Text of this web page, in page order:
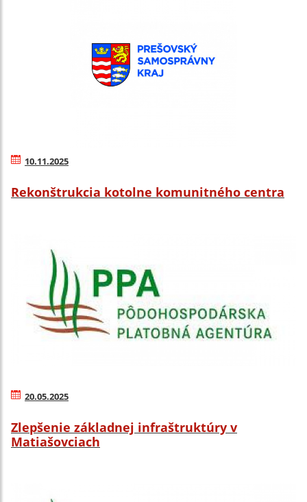
10.11.2025
Rekonštrukcia kotolne komunitného centra
20.05.2025
Zlepšenie základnej infraštruktúry v
Matiašovciach